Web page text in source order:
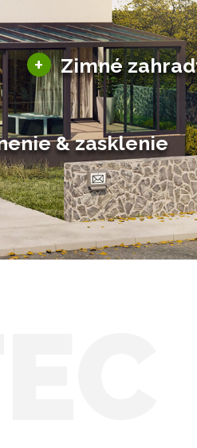
+ Zimné
Sezónne zimné záhrady
Hliníkové zimné záhrady
Posuvné zimné záhrady
Solárne zimné záhrady
& zasklenie